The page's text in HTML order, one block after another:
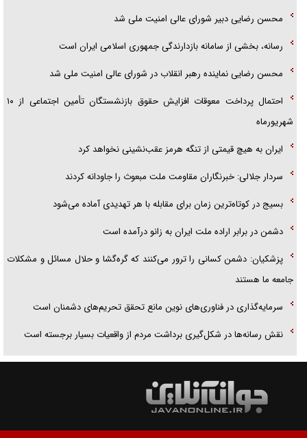
محسن رضایی دبیر شورای عالی امنیت ملی شد
رسانه، بخشی از سامانه بازدارندگی جمهوری اسلامی ایران است
محسن رضایی نماینده رهبر انقلاب در شورای عالی امنیت ملی شد
احتمال پرداخت معوقات افزایش حقوق بازنشستگان تأمین اجتماعی از ۱۰
شهریورماه
ایران به هیچ قیمتی از تنگه هرمز عقب‌نشینی نخواهد کرد
سردار جلالی: خبرنگاران مقاومت ملت مبعوث را جاودانه کردند
بسیج در کوتاه‌ترین زمان برای مقابله با هر تهدیدی آماده می‌شود
دشمن در برابر اراده ملت ایران به زانو درآمده است
پزشکیان: دشمن کسانی را ترور می‌کنند که گره‌گشا و حلال مسائل و مشکلات
جامعه ما هستند
سرمایه‌گذاری در فناوری‌های نوین مانع تحقق تحریم‌های دشمنان است
نقش رسانه‌ها در شکل‌گیری برداشت مردم از واقعیات بسیار برجسته است